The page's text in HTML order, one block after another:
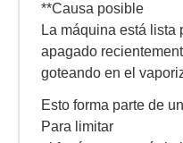
**Causa posible
La máquina está lista
apagado
goteando en el
Esto forma parte de
Para limitar